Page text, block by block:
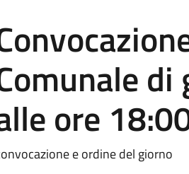
ore
e ordine del giorno